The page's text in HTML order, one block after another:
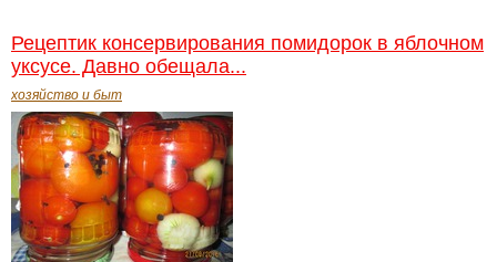
Рецептик консервирования помидорок в яблочном
уксусе. Давно обещала...
хозяйство и быт